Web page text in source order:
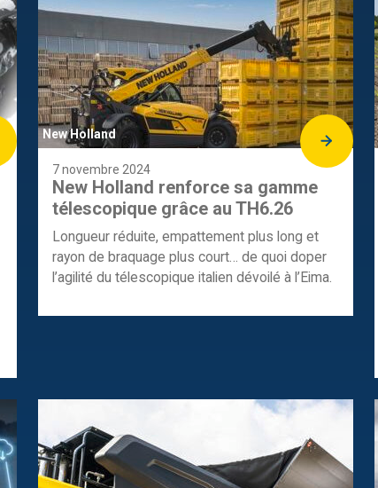
New Holland
7 novembre 2024
New Holland renforce sa gamme
télescopique grâce au TH6.26
Longueur réduite, empattement plus long et
rayon de braquage plus court… de quoi doper
l’agilité du télescopique italien dévoilé à l’Eima.